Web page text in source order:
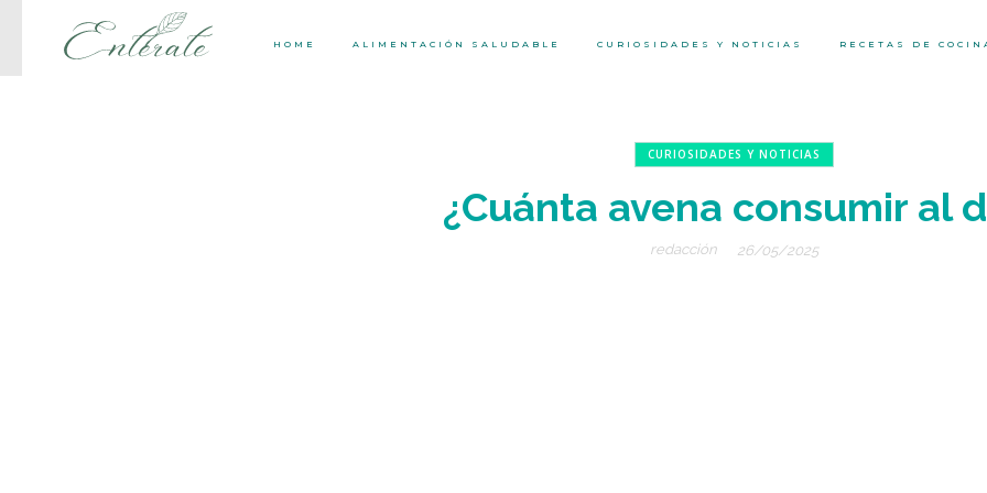
HOME ALIMENTACIÓN SALUDABLE CURIOSIDADES Y NOTICIAS RECETAS DE
CURIOSIDADES Y NOTICIAS
¿Cuánta avena consumir al
redacción 26/05/2025